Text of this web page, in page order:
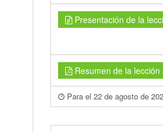
Presentación de la
Resumen de la lección
Para el 22 de agosto de